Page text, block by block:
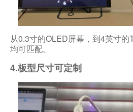
从0.3寸的OLED屏幕，到4英寸
均可匹配。
4.板型尺寸可定制